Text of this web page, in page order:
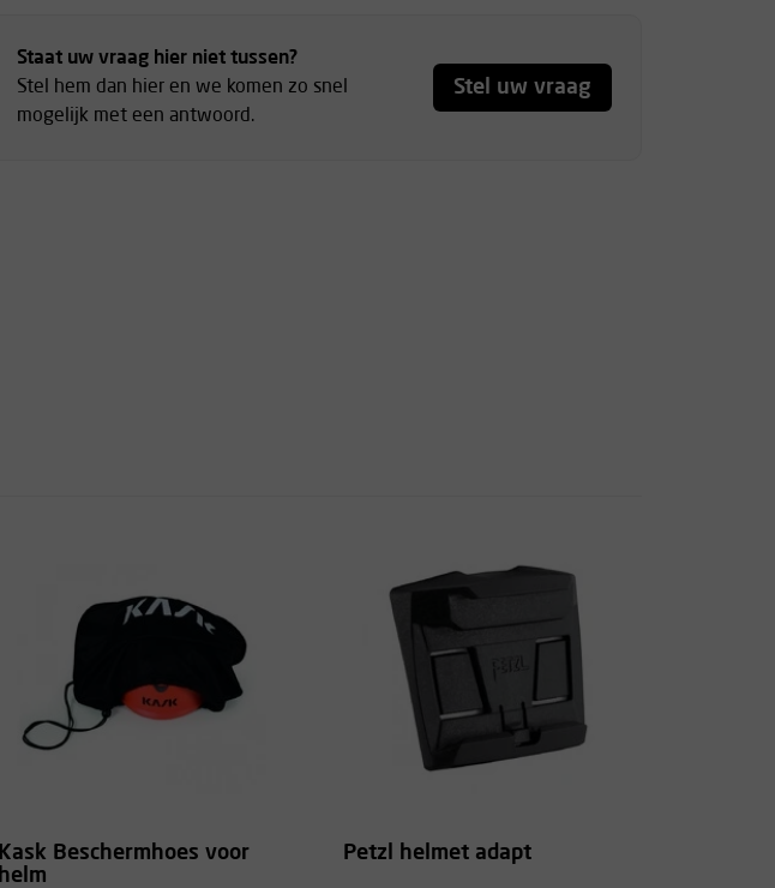
Staat uw vraag hier niet tussen?
Stel hem dan hier en we komen zo snel
mogelijk met een antwoord.
Stel uw vraag
Kask Beschermhoes voor
helm
Petzl helmet adapt